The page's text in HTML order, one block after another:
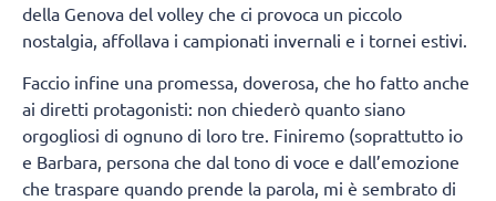
della Genova del volley che ci provoca un piccolo
nostalgia, affollava i campionati invernali e i tornei estivi.
Faccio infine una promessa, doverosa, che ho fatto anche
ai diretti protagonisti: non chiederò quanto siano
orgogliosi di ognuno di loro tre. Finiremo (soprattutto io
e Barbara, persona che dal tono di voce e dall’emozione
che traspare quando prende la parola, mi è sembrato di